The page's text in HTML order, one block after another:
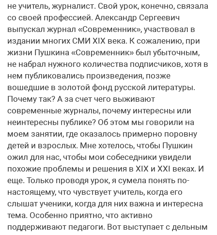
не учитель, журналист. Свой урок, конечно, связала
со своей профессией. Александр Сергеевич
выпускал журнал «Современник», участвовал в
издании многих СМИ XIX века. К сожалению, при
жизни Пушкина «Современник» был убыточным,
не набрал нужного количества подписчиков, хотя в
нем публиковались произведения, позже
вошедшие в золотой фонд русской литературы.
Почему так? А за счет чего выживают
современные журналы, почему интересны или
неинтересны публике? Об этом мы говорили на
моем занятии, где оказалось примерно поровну
детей и взрослых. Мне хотелось, чтобы Пушкин
ожил для нас, чтобы мои собеседники увидели
похожие проблемы и решения в XIX и XXI веках. И
еще. Только проводя урок, я сумела понять по-
настоящему, что чувствует учитель, когда его
слышат ученики, когда для них важна и интересна
тема. Особенно приятно, что активно
поддерживают педагоги. Вот выступает с дельным